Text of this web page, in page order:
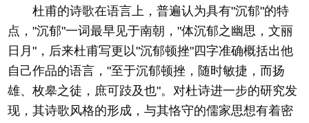
杜甫的诗歌在语言上，普遍认为具有"沉郁"的特
点，"沉郁"一词最早见于南朝，"体沉郁之幽思，文丽
日月"，后来杜甫写更以"沉郁顿挫"四字准确概括出他
自己作品的语言，"至于沉郁顿挫，随时敏捷，而扬
雄、枚皋之徒，庶可跂及也"。对杜诗进一步的研究发
现，其诗歌风格的形成，与其恪守的儒家思想有着密